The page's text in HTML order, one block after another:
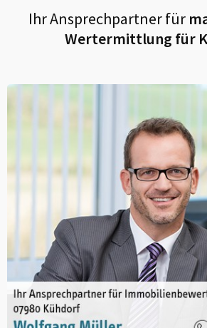
Ihr Ansprechpartner für
Wertermittlung für